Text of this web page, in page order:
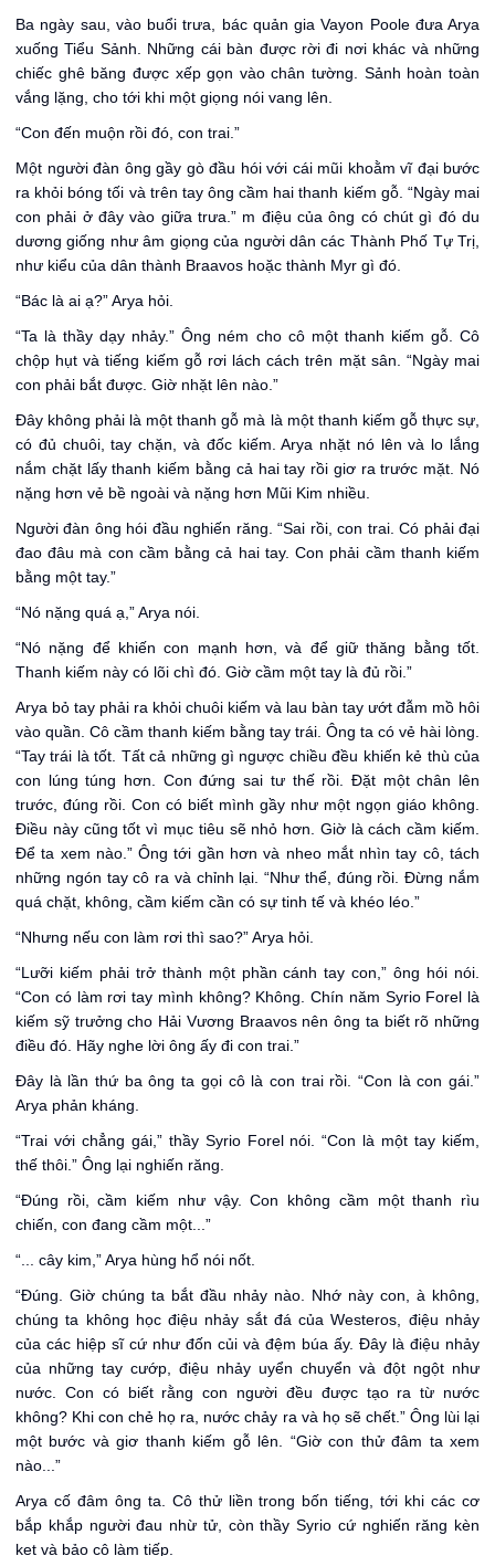
Ba ngày sau, vào buổi trưa, bác quản gia Vayon Poole đưa Arya
xuống Tiểu Sảnh. Những cái bàn được rời đi nơi khác và những
chiếc ghê băng được xếp gọn vào chân tường. Sảnh hoàn toàn
vắng lặng, cho tới khi một giọng nói vang lên.
“Con đến muộn rồi đó, con trai.”
Một người đàn ông gầy gò đầu hói với cái mũi khoằm vĩ đại bước
ra khỏi bóng tối và trên tay ông cầm hai thanh kiếm gỗ. “Ngày mai
con phải ở đây vào giữa trưa.” m điệu của ông có chút gì đó du
dương giống như âm giọng của người dân các Thành Phố Tự Trị,
như kiểu của dân thành Braavos hoặc thành Myr gì đó.
“Bác là ai ạ?” Arya hỏi.
“Ta là thầy dạy nhảy.” Ông ném cho cô một thanh kiếm gỗ. Cô
chộp hụt và tiếng kiếm gỗ rơi lách cách trên mặt sân. “Ngày mai
con phải bắt được. Giờ nhặt lên nào.”
Đây không phải là một thanh gỗ mà là một thanh kiếm gỗ thực sự,
có đủ chuôi, tay chặn, và đốc kiếm. Arya nhặt nó lên và lo lắng
nắm chặt lấy thanh kiếm bằng cả hai tay rồi giơ ra trước mặt. Nó
nặng hơn vẻ bề ngoài và nặng hơn Mũi Kim nhiều.
Người đàn ông hói đầu nghiến răng. “Sai rồi, con trai. Có phải đại
đao đâu mà con cầm bằng cả hai tay. Con phải cầm thanh kiếm
bằng một tay.”
“Nó nặng quá ạ,” Arya nói.
“Nó nặng để khiến con mạnh hơn, và để giữ thăng bằng tốt.
Thanh kiếm này có lõi chì đó. Giờ cầm một tay là đủ rồi.”
Arya bỏ tay phải ra khỏi chuôi kiếm và lau bàn tay ướt đẫm mồ hôi
vào quần. Cô cầm thanh kiếm bằng tay trái. Ông ta có vẻ hài lòng.
“Tay trái là tốt. Tất cả những gì ngược chiều đều khiến kẻ thù của
con lúng túng hơn. Con đứng sai tư thế rồi. Đặt một chân lên
trước, đúng rồi. Con có biết mình gầy như một ngọn giáo không.
Điều này cũng tốt vì mục tiêu sẽ nhỏ hơn. Giờ là cách cầm kiếm.
Để ta xem nào.” Ông tới gần hơn và nheo mắt nhìn tay cô, tách
những ngón tay cô ra và chỉnh lại. “Như thể, đúng rồi. Đừng nắm
quá chặt, không, cầm kiếm cần có sự tinh tế và khéo léo.”
“Nhưng nếu con làm rơi thì sao?” Arya hỏi.
“Lưỡi kiếm phải trở thành một phần cánh tay con,” ông hói nói.
“Con có làm rơi tay mình không? Không. Chín năm Syrio Forel là
kiếm sỹ trưởng cho Hải Vương Braavos nên ông ta biết rõ những
điều đó. Hãy nghe lời ông ấy đi con trai.”
Đây là lần thứ ba ông ta gọi cô là con trai rồi. “Con là con gái.”
Arya phản kháng.
“Trai với chẳng gái,” thầy Syrio Forel nói. “Con là một tay kiếm,
thế thôi.” Ông lại nghiến răng.
“Đúng rồi, cầm kiếm như vậy. Con không cầm một thanh rìu
chiến, con đang cầm một...”
“... cây kim,” Arya hùng hổ nói nốt.
“Đúng. Giờ chúng ta bắt đầu nhảy nào. Nhớ này con, à không,
chúng ta không học điệu nhảy sắt đá của Westeros, điệu nhảy
của các hiệp sĩ cứ như đốn củi và đệm búa ấy. Đây là điệu nhảy
của những tay cướp, điệu nhảy uyển chuyển và đột ngột như
nước. Con có biết rằng con người đều được tạo ra từ nước
không? Khi con chẻ họ ra, nước chảy ra và họ sẽ chết.” Ông lùi lại
một bước và giơ thanh kiếm gỗ lên. “Giờ con thử đâm ta xem
nào...”
Arya cố đâm ông ta. Cô thử liền trong bốn tiếng, tới khi các cơ
bắp khắp người đau nhừ tử, còn thầy Syrio cứ nghiến răng kèn
kẹt và bảo cô làm tiếp.